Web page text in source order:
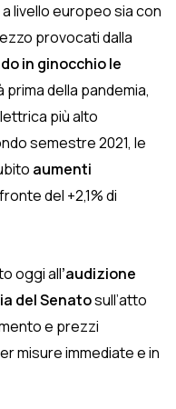
livello europeo sia con
provocati dalla
in ginocchio le
prima della pandemia,
più alto
semestre 2021, le
aumenti
del +2,1% di
oggi all’audizione
del Senatosull’atto
e prezzi
misure immediate e in